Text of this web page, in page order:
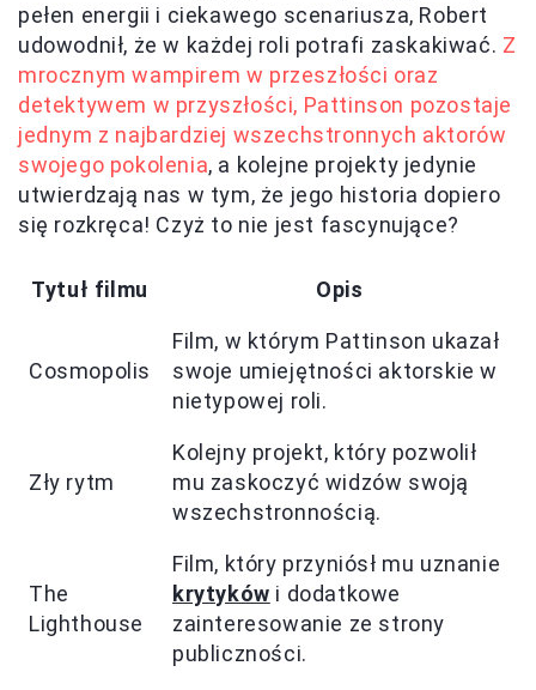
pełen energii i ciekawego scenariusza, Robert
udowodnił, że w każdej roli potrafi zaskakiwać. Z
mrocznym wampirem w przeszłości oraz
detektywem w przyszłości, Pattinson pozostaje
jednym z najbardziej wszechstronnych aktorów
swojego pokolenia, a kolejne projekty jedynie
utwierdzają nas w tym, że jego historia dopiero
się rozkręca! Czyż to nie jest fascynujące?
Tytuł filmu Opis
Cosmopolis
Film, w którym Pattinson ukazał
swoje umiejętności aktorskie w
nietypowej roli.
Zły rytm
Kolejny projekt, który pozwolił
mu zaskoczyć widzów swoją
wszechstronnością.
The
Lighthouse
Film, który przyniósł mu uznanie
krytyków i dodatkowe
zainteresowanie ze strony
publiczności.